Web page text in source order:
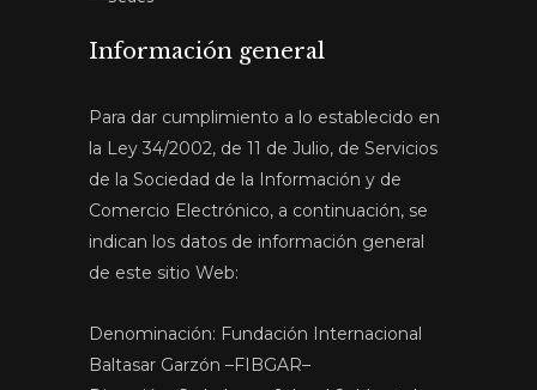
Información general
Para dar cumplimiento a lo establecido en
la Ley 34/2002, de 11 de Julio, de Servicios
de la Sociedad de la Información y de
Comercio Electrónico, a continuación, se
indican los datos de información general
de este sitio Web:
Denominación: Fundación Internacional
Baltasar Garzón –FIBGAR–